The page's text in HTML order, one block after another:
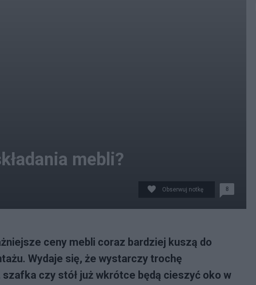
mebli?
Obserwuj notkę 8
ceny mebli coraz bardziej kuszą do
Wydaje się, że wystarczy trochę
czy stół już wkrótce będą cieszyć oko w